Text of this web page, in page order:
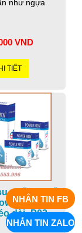
như ngựa
VND
TIẾT
chống xuất
men Siêu
dài- P02
NHẮN TIN FB
NHẮN TIN ZALO